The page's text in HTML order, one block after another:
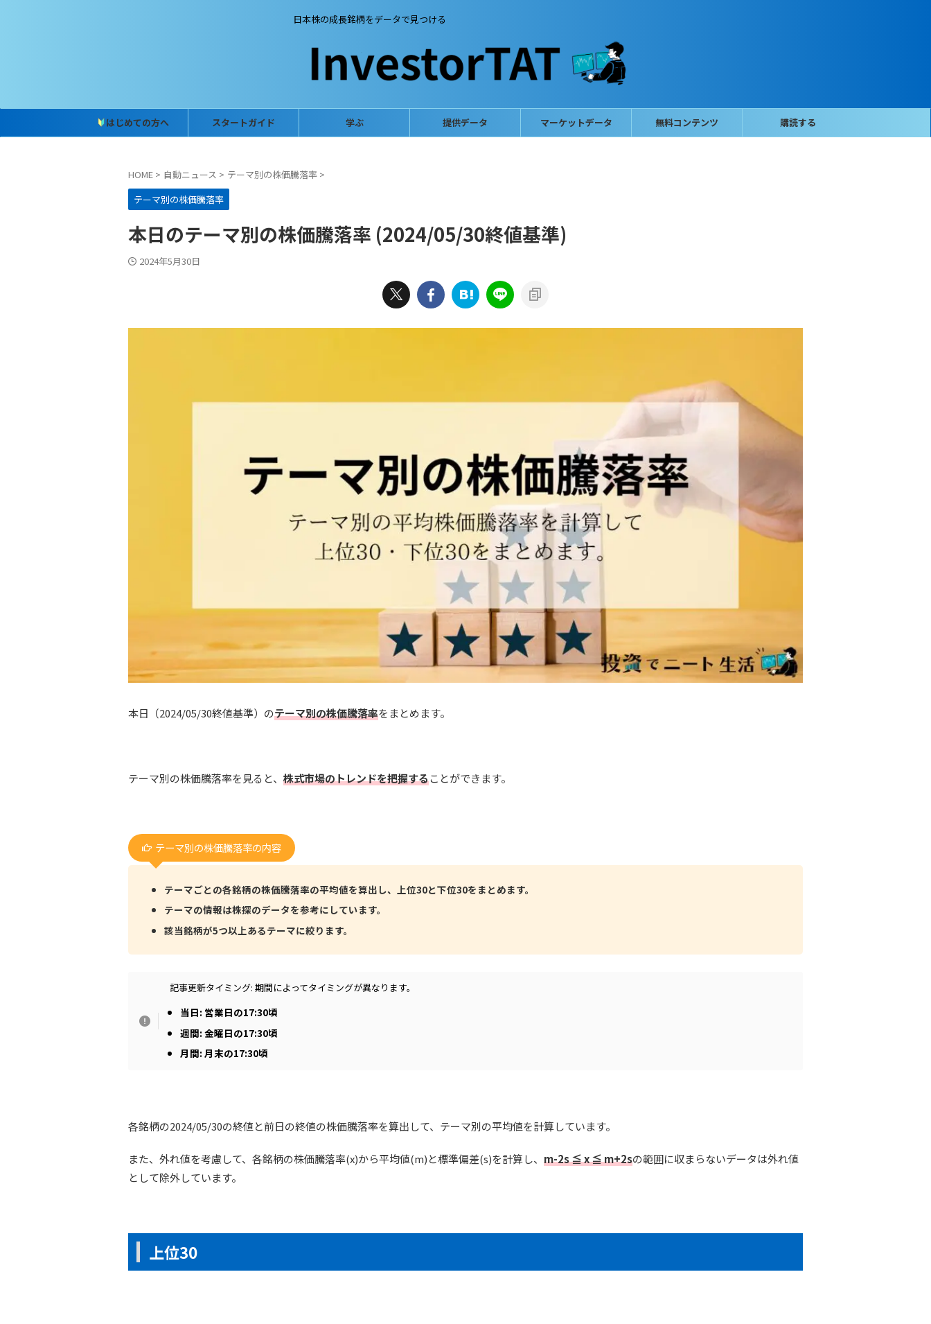
日本株の成長銘柄をデータで見つける
はじめての方へ スタートガイド 学ぶ 提供データ マーケットデータ 無料コンテンツ 購読する
HOME > 自動ニュース > テーマ別の株価騰落率 >
テーマ別の株価騰落率
本日のテーマ別の株価騰落率 (2024/05/30終値基準)
2024年5月30日
本日（2024/05/30終値基準）のテーマ別の株価騰落率をまとめます。
テーマ別の株価騰落率を見ると、 株式市場のトレンドを把握することができます。
テーマ別の株価騰落率の内容
テーマごとの各銘柄の株価騰落率の平均値を算出し、上位30と下位30をまとめます。
テーマの情報は株探のデータを参考にしています。
該当銘柄が5つ以上あるテーマに絞ります。
記事更新タイミング: 期間によってタイミングが異なります。
当日: 営業日の17:30頃
週間: 金曜日の17:30頃
月間: 月末の17:30頃
各銘柄の2024/05/30の終値と前日の終値の株価騰落率を算出して、テーマ別の平均値を計算しています。
また、外れ値を考慮して、各銘柄の株価騰落率(x)から平均値(m)と標準偏差(s)を計算し、 m-2s ≦ x ≦ m+2sの範囲に収まらないデータは外れ値
として除外しています。
上位30